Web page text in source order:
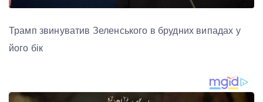
Трамп звинуватив Зеленського в брудних випадах у
його бік